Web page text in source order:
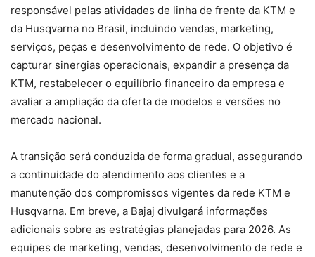
responsável pelas atividades de linha de frente da KTM e
da Husqvarna no Brasil, incluindo vendas, marketing,
serviços, peças e desenvolvimento de rede. O objetivo é
capturar sinergias operacionais, expandir a presença da
KTM, restabelecer o equilíbrio financeiro da empresa e
avaliar a ampliação da oferta de modelos e versões no
mercado nacional.
A transição será conduzida de forma gradual, assegurando
a continuidade do atendimento aos clientes e a
manutenção dos compromissos vigentes da rede KTM e
Husqvarna. Em breve, a Bajaj divulgará informações
adicionais sobre as estratégias planejadas para 2026. As
equipes de marketing, vendas, desenvolvimento de rede e